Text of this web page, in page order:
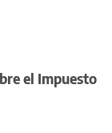
el Impuesto